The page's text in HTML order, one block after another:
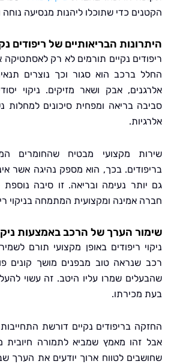
כדי שתוכלו ליהנות מנסיעה נוחה ונעימה.
הבריאותיים של ריפודים נקיים
נקיים תורמים לא רק לאסתטיקה אלא גם
ברכב הוא סגור וכך נוצרים תנאים
אבק ושאר מזיקים. ניקוי יסודי
בריאה ומפחית סיכונים למחלות נשימתיות
מקצועי מבטיח שהחומרים המזיקים
בכך, הוא מספק נהיגה אשר אינה רק
נעימה ובריאה. זו סיבה נוספת
אמינה ומקצועית המתמחה בניקוי ריפודים.
הערך של הרכב באמצעות ניקוי
ריפודים באופן מקצועי תורם לשמירה על
טוב מבפנים מושך קונים
שמרו עליו היטב. זה עשוי להעלות את
בריפודים נקיים דורשת התחייבות
מאמץ שמביא לתמורה חיובית
לטווח ארוך יודעים את הערך שבשירות